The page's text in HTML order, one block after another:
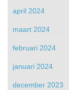
april 2024
maart 2024
februari 2024
januari 2024
december 2023